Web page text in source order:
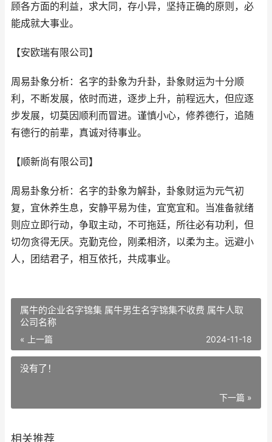
顾各方面的利益，求大同，存小异，坚持正确的原则，必
能成就大事业。
【安欧瑞有限公司】
周易卦象分析：名字的卦象为升卦，卦象财运为十分顺
利，不断发展，依时而进，逐步上升，前程远大，但应逐
步发展，切莫因顺利而冒进。谨慎小心，修养德行，追随
有德行的前辈，真诚对待事业。
【顺新尚有限公司】
周易卦象分析：名字的卦象为解卦，卦象财运为元气初
复，宜休养生息，安静平易为佳，宜宽宜和。当准备就绪
则应立即行动，争取主动，不可拖廷，所往必有功利，但
切勿贪得无厌。克勤克俭，刚柔相济，以柔为主。远避小
人，团结君子，相互依托，共成事业。
属牛的企业名字锦集 属牛男生名字锦集不收费 属牛人取
公司名称
« 上一篇 2024-11-18
没有了！
下一篇 »
相关推荐